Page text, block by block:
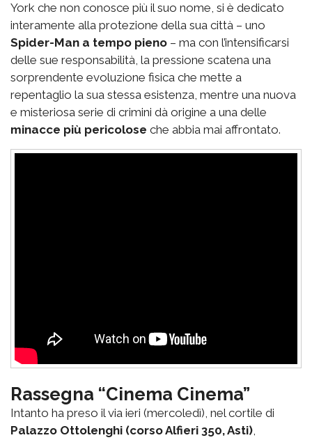
York che non conosce più il suo nome, si è dedicato
interamente alla protezione della sua città – uno
Spider-Man a tempo pieno – ma con l’intensificarsi
delle sue responsabilità, la pressione scatena una
sorprendente evoluzione fisica che mette a
repentaglio la sua stessa esistenza, mentre una nuova
e misteriosa serie di crimini dà origine a una delle
minacce più pericolose che abbia mai affrontato.
Rassegna “Cinema Cinema”
Intanto ha preso il via ieri (mercoledì), nel cortile di
Palazzo Ottolenghi (corso Alfieri 350, Asti),